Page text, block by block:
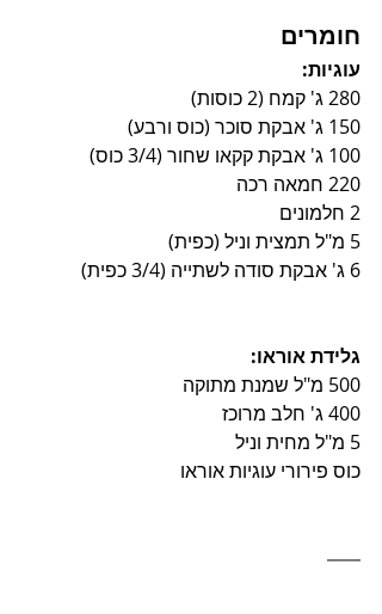
חומרים
עוגיות:
280 ג' קמח (2 כוסות)
150 ג' אבקת סוכר (כוס ורבע)
100 ג' אבקת קקאו שחור (3/4 כוס)
220 חמאה רכה
2 חלמונים
5 מ"ל תמצית וניל (כפית)
6 ג' אבקת סודה לשתייה (3/4 כפית)
גלידת אוראו:
500 מ"ל שמנת מתוקה
400 ג' חלב מרוכז
5 מ"ל מחית וניל
כוס פירורי עוגיות אוראו